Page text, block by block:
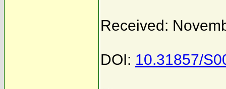
Received:
DOI: 10.31857/